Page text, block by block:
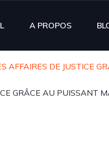
A PROPOS
AFFAIRES DE JUSTICE